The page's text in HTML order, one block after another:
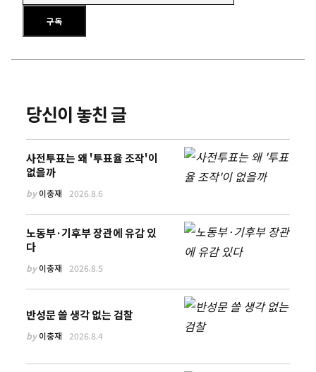
이메일 주소를 입력하세요
구독
당신이 놓친 글
사전투표는 왜 '투표율 조작'이
없을까
by이충재 2026.8.6
노동부·기후부 장관에 유감 있
다
by이충재 2026.8.5
반성문 쓸 생각 없는 검찰
by이충재 2026.8.4